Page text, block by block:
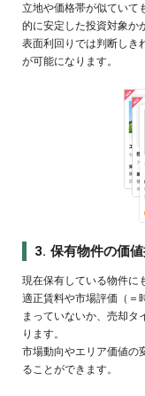
立地や価格帯が似ていて
的に安定した投資対象か
表面利回りでは判断しき
が可能になります。
3. 保有物件の価
現在保有している物件に
適正賃料や市場評価（＝
まっていないか、売却タ
ります。
市場動向やエリア価値の
ることができます。